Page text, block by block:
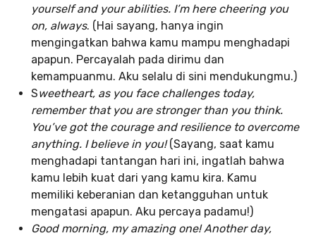
yourself and your abilities. I’m here cheering you
on, always. (Hai sayang, hanya ingin
mengingatkan bahwa kamu mampu menghadapi
apapun. Percayalah pada dirimu dan
kemampuanmu. Aku selalu di sini mendukungmu.)
Sweetheart, as you face challenges today,
remember that you are stronger than you think.
You’ve got the courage and resilience to overcome
anything. I believe in you!(Sayang, saat kamu
menghadapi tantangan hari ini, ingatlah bahwa
kamu lebih kuat dari yang kamu kira. Kamu
memiliki keberanian dan ketangguhan untuk
mengatasi apapun. Aku percaya padamu!)
Good morning, my amazing one! Another day,